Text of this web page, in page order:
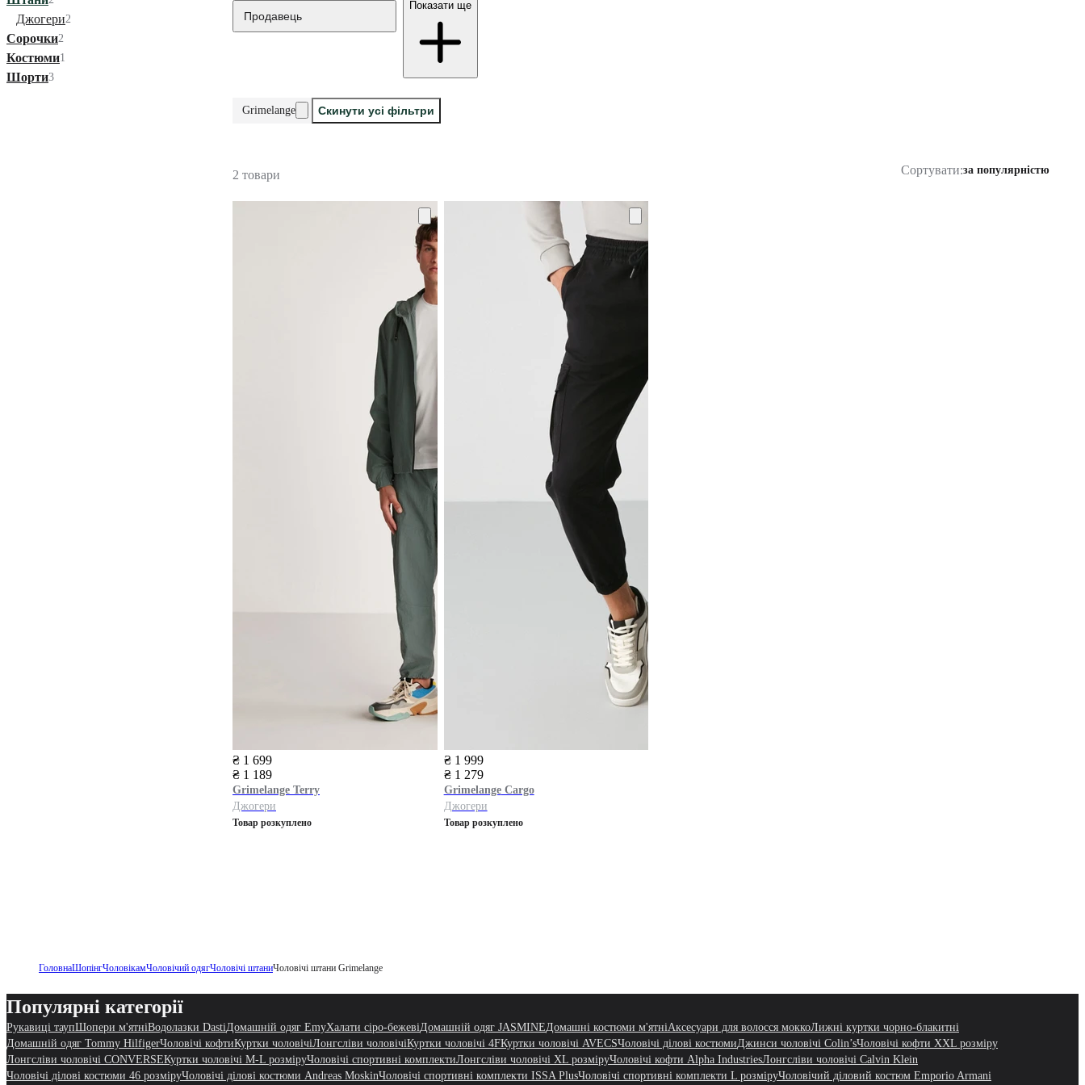
Джогери2
Сорочки2
Костюми1
Шорти3
Продавець
Показати ще
Grimelange Скинути усі фільтри
2 товари Сортувати:за популярністю
₴ 1 699
₴ 1 189
Grimelange Terry
Джогери
Товар розкуплено
₴ 1 999
₴ 1 279
GrimelangeCargo
Джогери
Товар розкуплено
ГоловнаШопінгЧоловікамЧоловічий одягЧоловічі штаниЧоловічі штани Grimelange
Популярні категорії
Рукавиці таупШопери м'ятніВодолазки DastiДомашній одяг EmyХалати сіро-бежевіДомашній одяг JASMINEДомашні костюми м'ятніАксесуари для волосся моккоЛижні куртки чорно-блакитні
Домашній одяг Tommy HilfigerЧоловічі кофтиКуртки чоловічіЛонгсліви чоловічіКуртки чоловічі 4FКуртки чоловічі AVECSЧоловічі ділові костюмиДжинси чоловічі Colin’sЧоловічі кофти XXL розміру
Лонгсліви чоловічі CONVERSEКуртки чоловічі M-L розміруЧоловічі спортивні комплектиЛонгсліви чоловічі XL розміруЧоловічі кофти Alpha IndustriesЛонгсліви чоловічі Calvin Klein
Чоловічі ділові костюми 46 розміруЧоловічі ділові костюми Andreas MoskinЧоловічі спортивні комплекти ISSA PlusЧоловічі спортивні комплекти L розміруЧоловічий діловий костюм Emporio Armani